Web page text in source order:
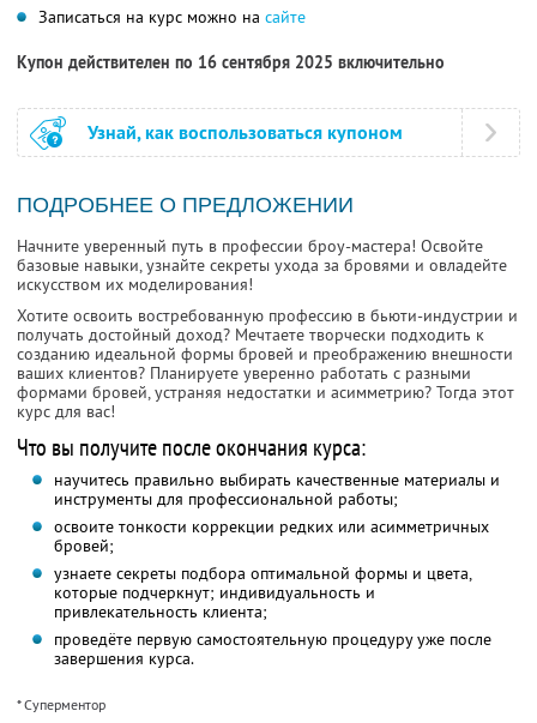
Записаться на курс можно на сайте
Купон действителен по 16 сентября 2025 включительно
Узнай, как воспользоваться купоном
ПОДРОБНЕЕ О ПРЕДЛОЖЕНИИ
Начните уверенный путь в профессии броу-мастера! Освойте
базовые навыки, узнайте секреты ухода за бровями и овладейте
искусством их моделирования!
Хотите освоить востребованную профессию в бьюти-индустрии и
получать достойный доход? Мечтаете творчески подходить к
созданию идеальной формы бровей и преображению внешности
ваших клиентов? Планируете уверенно работать с разными
формами бровей, устраняя недостатки и асимметрию? Тогда этот
курс для вас!
Что вы получите после окончания курса:
научитесь правильно выбирать качественные материалы и
инструменты для профессиональной работы;
освоите тонкости коррекции редких или асимметричных
бровей;
узнаете секреты подбора оптимальной формы и цвета,
которые подчеркнут; индивидуальность и
привлекательность клиента;
проведёте первую самостоятельную процедуру уже после
завершения курса.
* Суперментор